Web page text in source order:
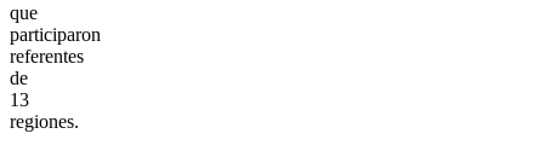
que
participaron
referentes
de
13
regiones.